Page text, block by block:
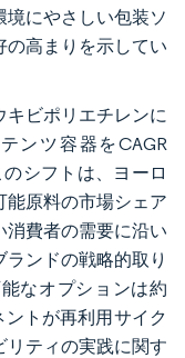
境にやさしい包装ソ
の高まりを示してい
ビポリエチレンに
ンツ容器をCAGR
シフトは、ヨーロ
能原料の市場シェア
消費者の需要に沿い
ンドの戦略的取り
なオプションは約
トが再利用サイク
リティの実践に関す